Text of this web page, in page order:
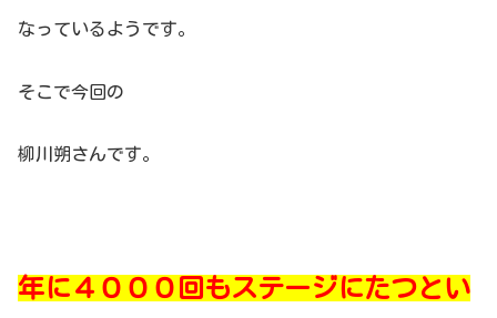
なっているようです。
そこで今回の
柳川朔さんです。
年に４０００回もステージにたつとい